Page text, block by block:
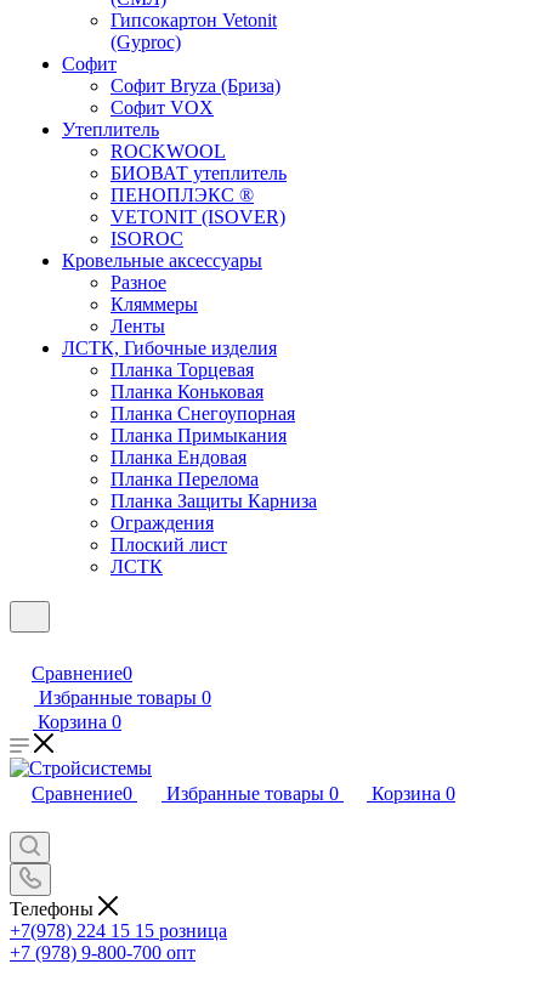
Гипсокартон Vetonit
(Gyproc)
Софит
Софит Bryza (Бриза)
Софит VOX
Утеплитель
ROCKWOOL
БИОВАТ утеплитель
ПЕНОПЛЭКС ®
VETONIT (ISOVER)
ISOROC
Кровельные аксессуары
Разное
Кляммеры
Ленты
ЛСТК, Гибочные изделия
Планка Торцевая
Планка Коньковая
Планка Снегоупорная
Планка Примыкания
Планка Ендовая
Планка Перелома
Планка Защиты Карниза
Ограждения
Плоский лист
ЛСТК
Сравнение0
Избранные товары 0
Корзина 0
Сравнение0 Избранные товары 0 Корзина 0
Телефоны
+7(978) 224 15 15 розница
+7 (978) 9-800-700 опт